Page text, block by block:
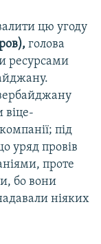
цю угоду
голова
ресурсами
віце-
під
уряд провів
проте
бо вони
ніяких